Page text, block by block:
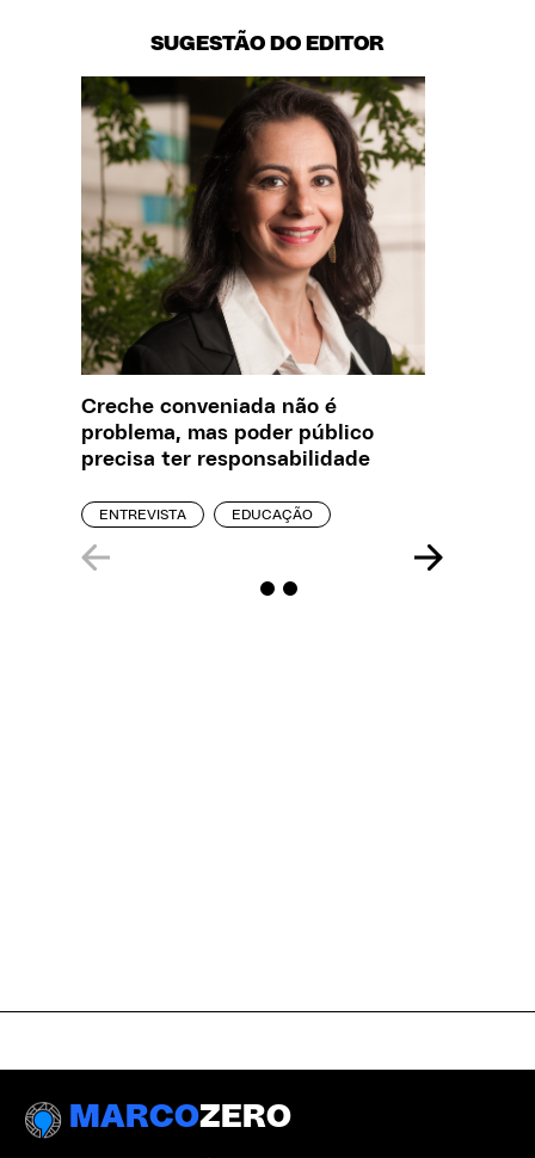
SUGESTÃO DO EDITOR
Creche conveniada não é
problema, mas poder público
precisa ter responsabilidade
ENTREVISTA EDUCAÇÃO
MARCOZERO